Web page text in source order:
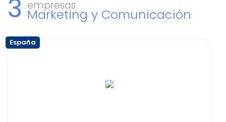
3 empresas
Marketing y Comunicación
España